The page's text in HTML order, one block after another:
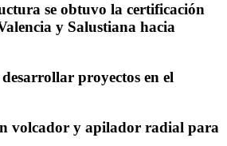
se obtuvo la certificación
y Salustiana hacia
proyectos en el
volcador y apilador radial para